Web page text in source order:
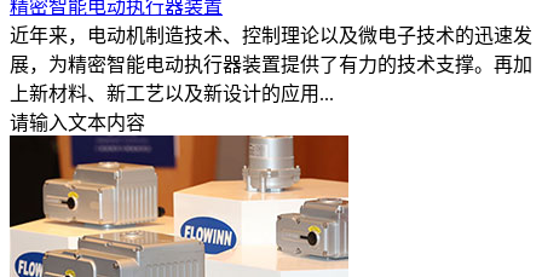
精密智能电动执行器装置
近年来，电动机制造技术、控制理论以及微电子技术的迅速发
展，为精密智能电动执行器装置提供了有力的技术支撑。再加
上新材料、新工艺以及新设计的应用...
请输入文本内容